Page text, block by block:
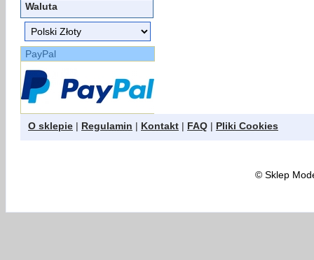
Waluta
PayPal
O sklepie | Regulamin | Kontakt | FAQ | Pliki Cookies
©Sklep